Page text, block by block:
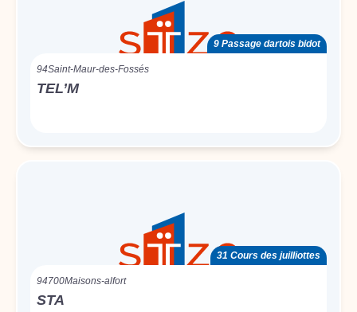
9 Passage dartois bidot
94Saint-Maur-des-Fossés
TEL’M
31 Cours des juilliottes
94700Maisons-alfort
STA